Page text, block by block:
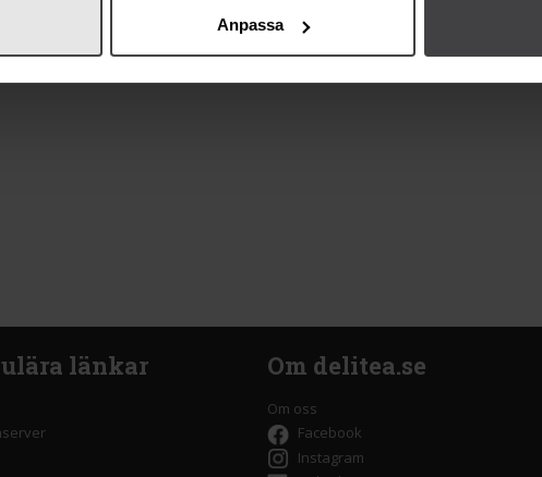
Anpassa
länkar Om delitea.se
Om oss
Facebook
Instagram